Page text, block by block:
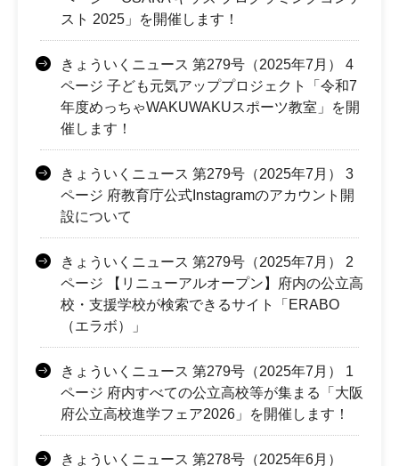
スト 2025」を開催します！
きょういくニュース 第279号（2025年7月） 4
ページ 子ども元気アッププロジェクト「令和7
年度めっちゃWAKUWAKUスポーツ教室」を開
催します！
きょういくニュース 第279号（2025年7月） 3
ページ 府教育庁公式Instagramのアカウント開
設について
きょういくニュース 第279号（2025年7月） 2
ページ 【リニューアルオープン】府内の公立高
校・支援学校が検索できるサイト「ERABO
（エラボ）」
きょういくニュース 第279号（2025年7月） 1
ページ 府内すべての公立高校等が集まる「大阪
府公立高校進学フェア2026」を開催します！
きょういくニュース 第278号（2025年6月）